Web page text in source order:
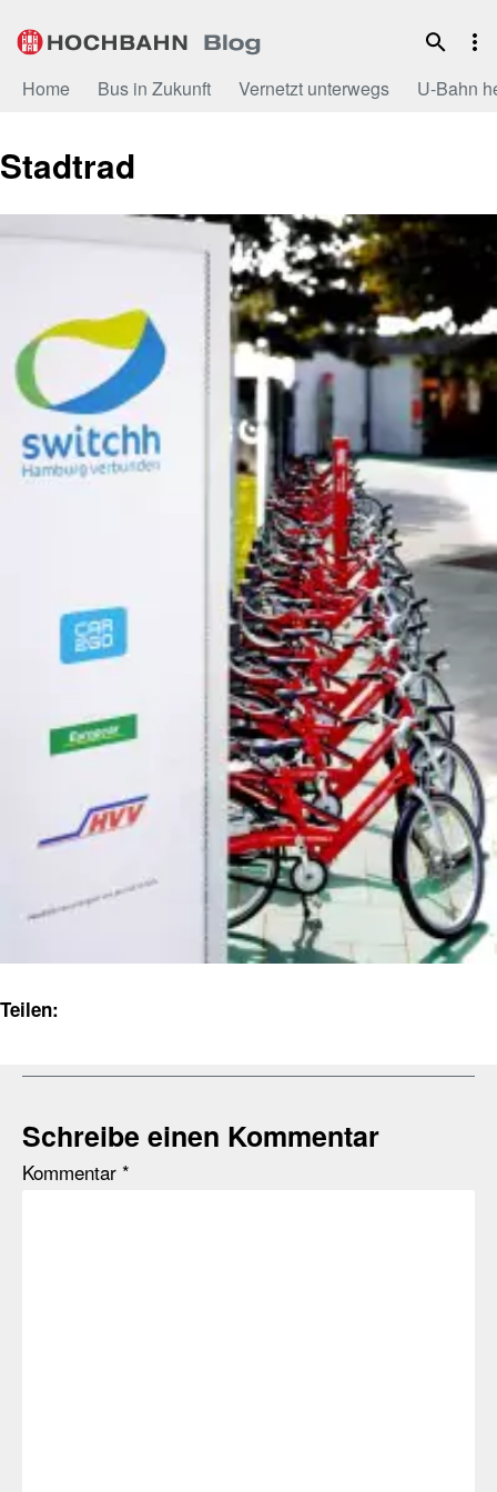
Inhalt
Home Bus in Zukunft Vernetzt unterwegs U-Bahn
Stadtrad
Teilen:
Schreibe einen Kommentar
Kommentar *